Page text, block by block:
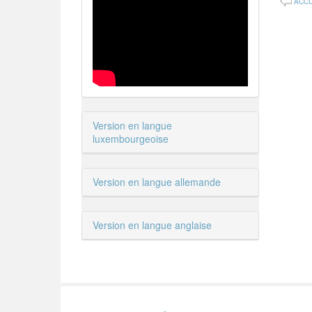
Version en langue
luxembourgeoise
Version en langue allemande
Version en langue anglaise